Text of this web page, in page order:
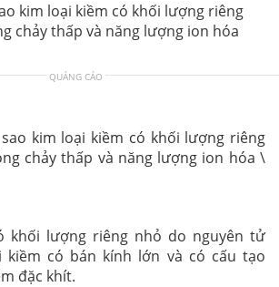
kim loại kiềm có khối lượng riêng
chảy thấp và năng lượng ion hóa
QUẢNG CÁO
kim loại kiềm có khối lượng riêng
chảy thấp và năng lượng ion hóa \
khối lượng riêng nhỏ do nguyên tử
kiềm có bán kính lớn và có cấu tạo
đặc khít.